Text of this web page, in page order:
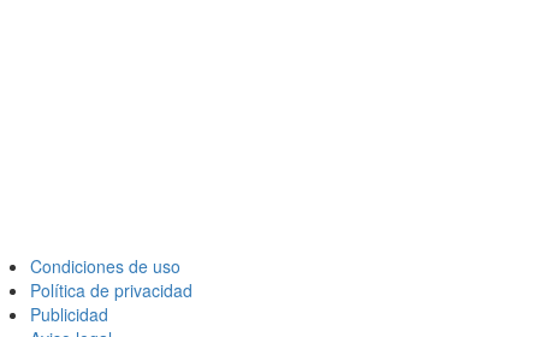
Condiciones de uso
Política de privacidad
Publicidad